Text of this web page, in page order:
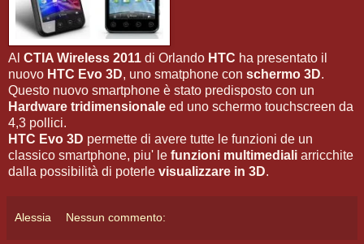
Al CTIA Wireless 2011 di Orlando HTC ha presentato il
nuovo HTC Evo 3D, uno smatphone con schermo 3D.
Questo nuovo smartphone è stato predisposto con un
Hardware tridimensionale ed uno schermo touchscreen da
4,3 pollici.
HTC Evo 3D permette di avere tutte le funzioni de un
classico smartphone, piu' le funzioni multimediali arricchite
dalla possibilità di poterle visualizzare in 3D.
Alessia Nessun commento: